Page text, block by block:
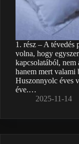
1. rész – A tévedés
volna, hogy
kapcsolatából, nem
hanem mert valami
Huszonnyolc éves
éve.…
2025-11-14